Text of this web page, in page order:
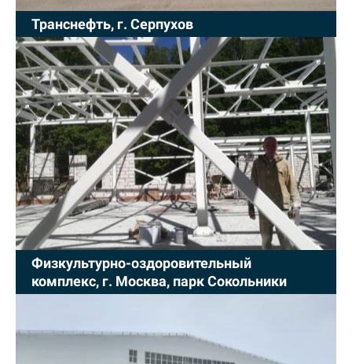
Транснефть, г. Серпухов
Физкультурно-оздоровительный
комплекс, г. Москва, парк Сокольники